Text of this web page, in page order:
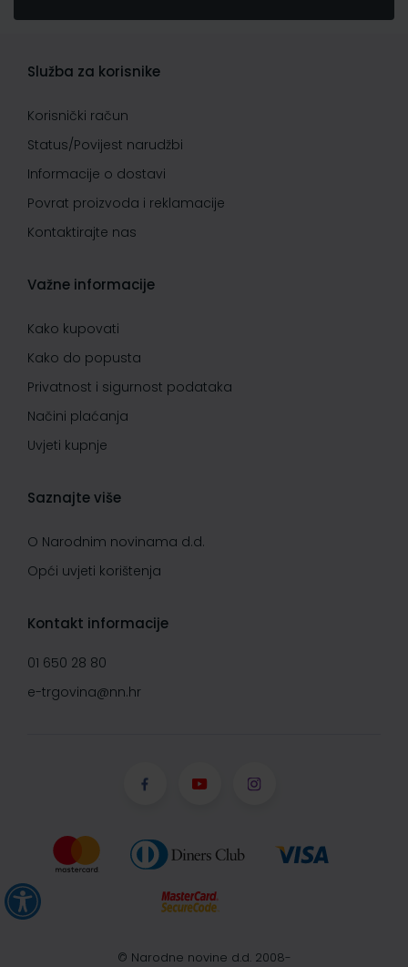
Služba za korisnike
Korisnički račun
Status/Povijest narudžbi
Informacije o dostavi
Povrat proizvoda i reklamacije
Kontaktirajte nas
Važne informacije
Kako kupovati
Kako do popusta
Privatnost i sigurnost podataka
Načini plaćanja
Uvjeti kupnje
Saznajte više
O Narodnim novinama d.d.
Opći uvjeti korištenja
Kontakt informacije
01 650 28 80
e-trgovina@nn.hr
© Narodne novine d.d. 2008-